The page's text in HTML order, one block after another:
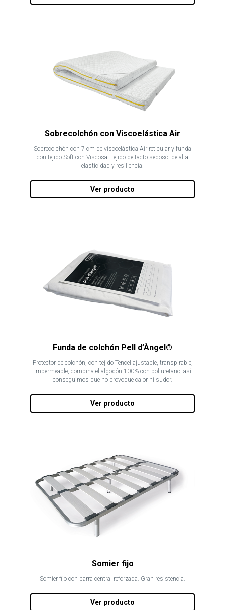
Sobrecolchón con Viscoelástica Air
Sobrecolchón con 7 cm de viscoelástica Air reticular y funda
con tejido Soft con Viscosa. Tejido de tacto sedoso, de alta
elasticidad y resiliencia.
Ver producto
Funda de colchón Pell d’Àngel®
Protector de colchón, con tejido Tencel ajustable, transpirable,
impermeable, combina el algodón 100% con poliuretano, así
conseguimos que no provoque calor ni sudor.
Ver producto
Somier fijo
Somier fijo con barra central reforzada. Gran resistencia.
Ver producto